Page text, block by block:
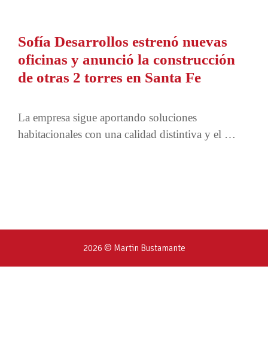
Sofía Desarrollos estrenó nuevas
oficinas y anunció la construcción
de otras 2 torres en Santa Fe
La empresa sigue aportando soluciones
habitacionales con una calidad distintiva y el …
2026 © Martin Bustamante